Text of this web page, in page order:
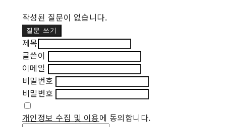
작성된 질문이 없습니다.
질문 쓰기
제목
글쓴이
이메일
비밀번호
비밀번호
개인정보 수집 및 이용에 동의합니다.